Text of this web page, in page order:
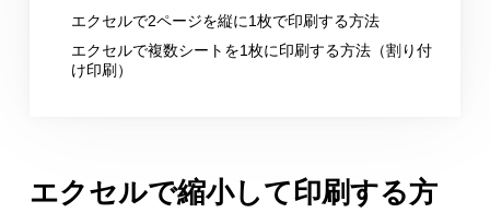
エクセルで2ページを縦に1枚で印刷する方法
エクセルで複数シートを1枚に印刷する方法（割り付
け印刷）
エクセルで縮小して印刷する方